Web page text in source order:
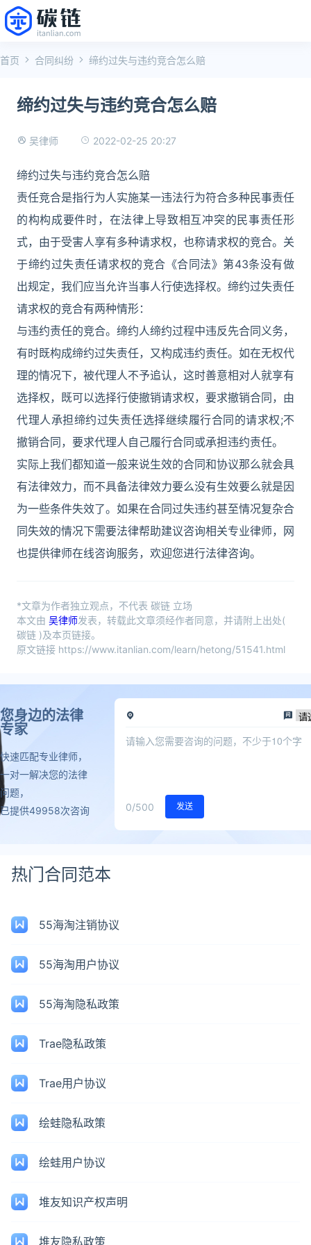
首页 合同纠纷 缔约过失与违约竞合怎么赔
缔约过失与违约竞合怎么赔
吴律师 2022-02-25 20:27
缔约过失与违约竞合怎么赔
责任竞合是指行为人实施某一违法行为符合多种民事责任
的构构成要件时，在法律上导致相互冲突的民事责任形
式，由于受害人享有多种请求权，也称请求权的竞合。关
于缔约过失责任请求权的竞合《合同法》第43条没有做
出规定，我们应当允许当事人行使选择权。缔约过失责任
请求权的竞合有两种情形：
与违约责任的竞合。缔约人缔约过程中违反先合同义务，
有时既构成缔约过失责任，又构成违约责任。如在无权代
理的情况下，被代理人不予追认，这时善意相对人就享有
选择权，既可以选择行使撤销请求权，要求撤销合同，由
代理人承担缔约过失责任选择继续履行合同的请求权;不
撤销合同，要求代理人自己履行合同或承担违约责任。
实际上我们都知道一般来说生效的合同和协议那么就会具
有法律效力，而不具备法律效力要么没有生效要么就是因
为一些条件失效了。如果在合同过失违约甚至情况复杂合
同失效的情况下需要法律帮助建议咨询相关专业律师，网
也提供律师在线咨询服务，欢迎您进行法律咨询。
*文章为作者独立观点，不代表 碳链 立场
本文由 吴律师发表，转载此文章须经作者同意，并请附上出处(
碳链 )及本页链接。
原文链接 https://www.itanlian.com/learn/hetong/51541.html
您身边的法律
专家
快速匹配专业律师，
一对一解决您的法律
问题，
已提供49958次咨询
0/500 发送
热门合同范本
55海淘注销协议
55海淘用户协议
55海淘隐私政策
Trae隐私政策
Trae用户协议
绘蛙隐私政策
绘蛙用户协议
堆友知识产权声明
堆友隐私政策